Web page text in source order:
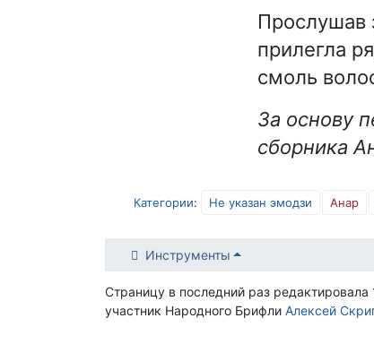
Прослушав
прилегла
смоль
За основу
сборника
Категории: Не указан эмодзи Анар
Инструменты
Страницу в последний раз
участник Народного Брифли Алексей